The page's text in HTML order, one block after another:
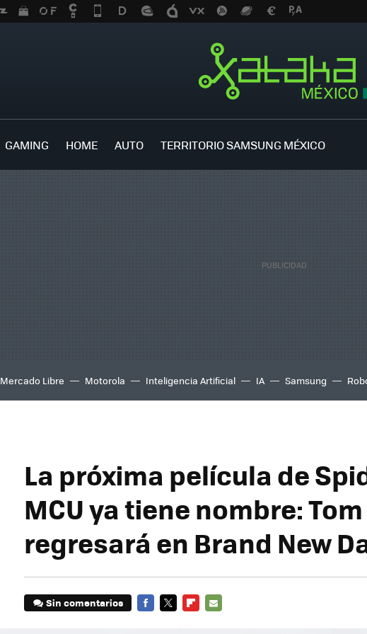
GAMING HOME AUTO TERRITORIO SAMSUNG MÉXICO
Mercado Libre Motorola Inteligencia Artificial IA Samsung
La próxima película de
MCU ya tiene nombre:
regresará en Brand New
Sin comentarios